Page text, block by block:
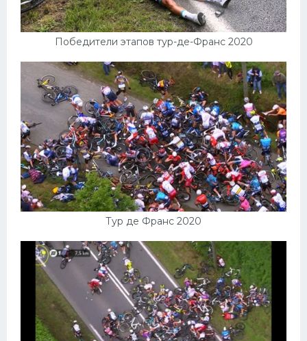
Победители этапов тур-де-Франс 2020
Тур де Франс 2020